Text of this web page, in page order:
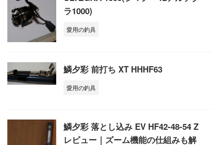
ラ1000)
愛用の釣具
鱗夕彩 前打ち XT HHHF63
愛用の釣具
鱗夕彩 落とし込み EV HF42-48-54 Z
レビュー｜ズーム機能の仕組みも解